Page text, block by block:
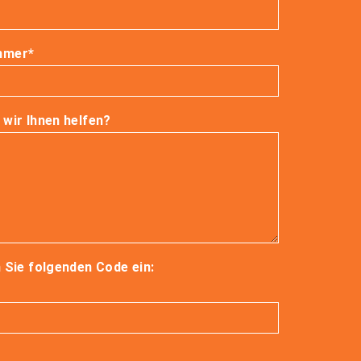
wir Ihnen helfen?
folgenden Code ein: